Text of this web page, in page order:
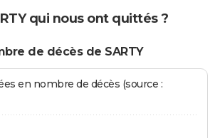
qui nous ont quittés ?
de décès de SARTY
en nombre de décès (source :